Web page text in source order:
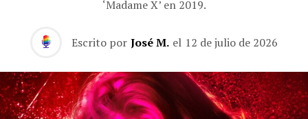
‘Madame X’ en 2019.
Escrito por José M. el 12 de julio de 2026